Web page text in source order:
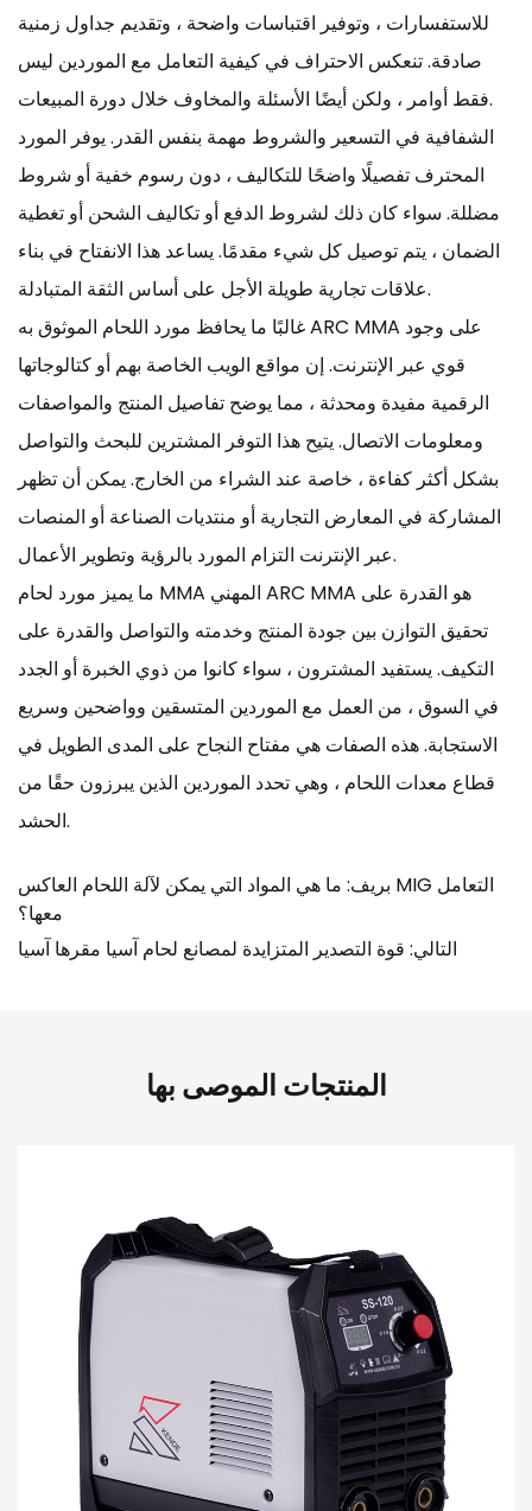
للاستفسارات ، وتوفير اقتباسات واضحة ، وتقديم جداول زمنية
صادقة. تنعكس الاحتراف في كيفية التعامل مع الموردين ليس
فقط أوامر ، ولكن أيضًا الأسئلة والمخاوف خلال دورة المبيعات.
الشفافية في التسعير والشروط مهمة بنفس القدر. يوفر المورد
المحترف تفصيلًا واضحًا للتكاليف ، دون رسوم خفية أو شروط
مضللة. سواء كان ذلك لشروط الدفع أو تكاليف الشحن أو تغطية
الضمان ، يتم توصيل كل شيء مقدمًا. يساعد هذا الانفتاح في بناء
علاقات تجارية طويلة الأجل على أساس الثقة المتبادلة.
غالبًا ما يحافظ مورد اللحام الموثوق به ARC MMA على وجود
قوي عبر الإنترنت. إن مواقع الويب الخاصة بهم أو كتالوجاتها
الرقمية مفيدة ومحدثة ، مما يوضح تفاصيل المنتج والمواصفات
ومعلومات الاتصال. يتيح هذا التوفر المشترين للبحث والتواصل
بشكل أكثر كفاءة ، خاصة عند الشراء من الخارج. يمكن أن تظهر
المشاركة في المعارض التجارية أو منتديات الصناعة أو المنصات
عبر الإنترنت التزام المورد بالرؤية وتطوير الأعمال.
ما يميز مورد لحام MMA المهني ARC MMA هو القدرة على
تحقيق التوازن بين جودة المنتج وخدمته والتواصل والقدرة على
التكيف. يستفيد المشترون ، سواء كانوا من ذوي الخبرة أو الجدد
في السوق ، من العمل مع الموردين المتسقين وواضحين وسريع
الاستجابة. هذه الصفات هي مفتاح النجاح على المدى الطويل في
قطاع معدات اللحام ، وهي تحدد الموردين الذين يبرزون حقًا من
الحشد.
بريف: ما هي المواد التي يمكن لآلة اللحام العاكس MIG التعامل
معها؟
التالي: قوة التصدير المتزايدة لمصانع لحام آسيا مقرها آسيا
المنتجات الموصى بها